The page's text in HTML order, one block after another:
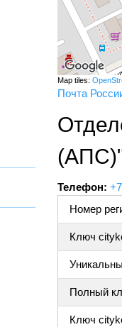
Map tiles:
Почта
Телефон:
Номер
Ключ
Полный
Ключ